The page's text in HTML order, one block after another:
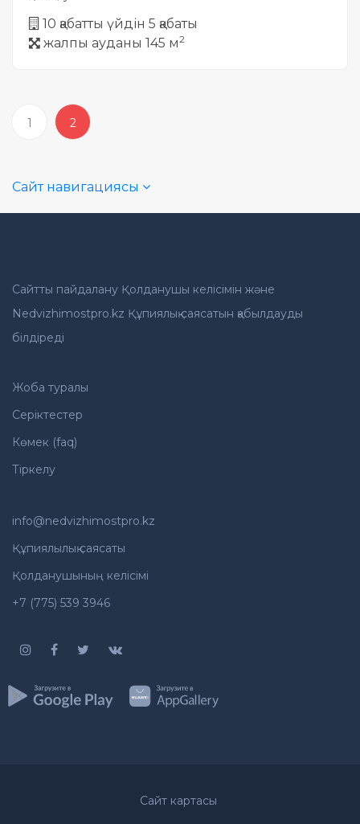
10 қабатты үйдін 5 қабаты
жалпы ауданы 145 м2
1 2
Сайт навигациясы
Сайтты пайдалану Қолданушы келісімін және
Nedvizhimostpro.kz Құпиялық саясатын қабылдауды
білдіреді
Жоба туралы
Серіктестер
Көмек (faq)
Тіркелу
info@nedvizhimostpro.kz
Құпиялылық саясаты
Қолданушының келісімі
+7 (775) 539 3946
Сайт картасы